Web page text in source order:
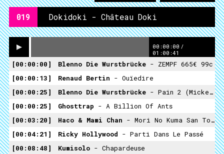
019 Dokidoki - Château Doki
00:00:00 /
01:00:41
00:00:00 Blenno Die Wurstbrücke - ZEMPF 665€ 99c
00:00:13
Renaud Bertin - Ouïedire
00:00:25
Blenno Die Wurstbrücke - Pain 2 (Mickey In Audorama)
00:00:25
Ghosttrap - A Billion Of Ants
00:03:20
Haco & Mami Chan - Mori No Kuma San Torokéru Sugar
00:04:21
Ricky Hollywood - Parti Dans Le Passé
00:08:48
Kumisolo - Chapardeuse